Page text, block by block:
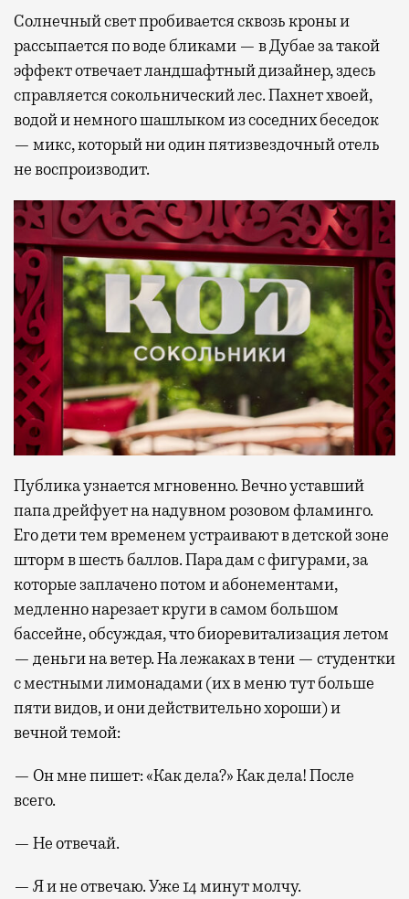
Солнечный свет пробивается сквозь кроны и
рассыпается по воде бликами — в Дубае за такой
эффект отвечает ландшафтный дизайнер, здесь
справляется сокольнический лес. Пахнет хвоей,
водой и немного шашлыком из соседних беседок
— микс, который ни один пятизвездочный отель
не воспроизводит.
Публика узнается мгновенно. Вечно уставший
папа дрейфует на надувном розовом фламинго.
Его дети тем временем устраивают в детской зоне
шторм в шесть баллов. Пара дам с фигурами, за
которые заплачено потом и абонементами,
медленно нарезает круги в самом большом
бассейне, обсуждая, что биоревитализация летом
— деньги на ветер. На лежаках в тени — студентки
с местными лимонадами (их в меню тут больше
пяти видов, и они действительно хороши) и
вечной темой:
— Он мне пишет: «Как дела?» Как дела! После
всего.
— Не отвечай.
— Я и не отвечаю. Уже 14 минут молчу.